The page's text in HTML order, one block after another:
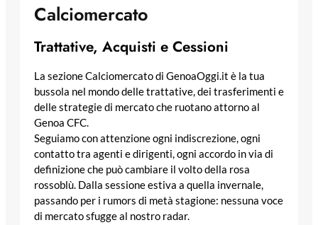
Calciomercato
Trattative, Acquisti e Cessioni
La sezione Calciomercato di GenoaOggi.it è la tua
bussola nel mondo delle trattative, dei trasferimenti e
delle strategie di mercato che ruotano attorno al
Genoa CFC.
Seguiamo con attenzione ogni indiscrezione, ogni
contatto tra agenti e dirigenti, ogni accordo in via di
definizione che può cambiare il volto della rosa
rossoblù. Dalla sessione estiva a quella invernale,
passando per i rumors di metà stagione: nessuna voce
di mercato sfugge al nostro radar.